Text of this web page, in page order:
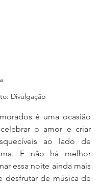
Divulgação
é uma ocasião
o amor e criar
ao lado de
E não há melhor
essa noite ainda mais
desfrutar de música de